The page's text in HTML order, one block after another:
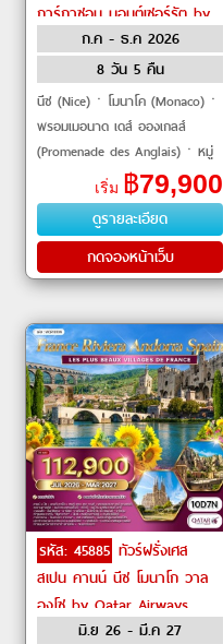
การ์กาซอน มอนต์เซอร์รัต by
Qatar Airways
ก.ค - ธ.ค 2026
8 วัน 5 คืน
นีซ (Nice)ㆍโมนาโค (Monaco)ㆍ
พรอมเมอนาด เดส์ อองเกลส์
(Promenade des Anglais)ㆍหมู่
บ้านมูสติเยแซงก์ มารี (Moustiers-
Sainte-Marie)ㆍวาล็องโซล
(Valensole Lavender Fields)
เริ่ม ฿79,900
ดูรายละเอียด
กดจองหน้าเว็บ
รหัส: 45885 ทัวร์ฝรั่งเศส
สเปน คานน์ นีซ โมนาโก วาล
องโซ by Qatar Airways
มิ.ย 26 - มี.ค 27